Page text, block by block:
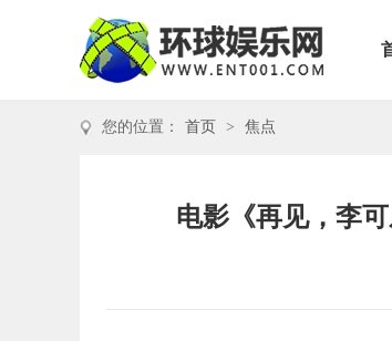
您的位置： 首页 > 焦点
电影《再见，李